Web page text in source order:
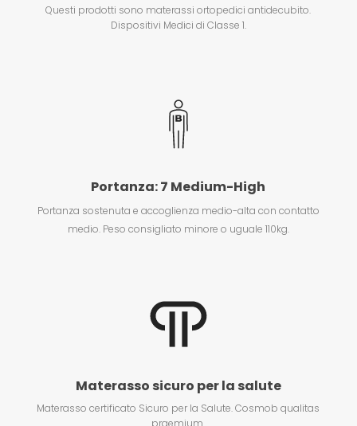
Questi prodotti sono materassi ortopedici antidecubito.
Dispositivi Medici di Classe 1.
Portanza: 7 Medium-High
Portanza sostenuta e accoglienza medio-alta con contatto
medio. Peso consigliato minore o uguale 110kg.
Materasso sicuro per la salute
Materasso certificato Sicuro per la Salute. Cosmob qualitas